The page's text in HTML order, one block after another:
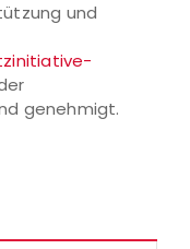
und
genehmigt.